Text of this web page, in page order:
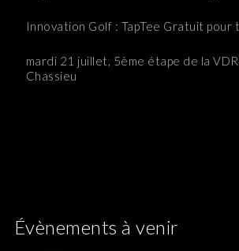
Innovation Golf : TapTee Gratuit pour
mardi 21 juillet, 5ème étape de la
Chassieu
Évènements à venir